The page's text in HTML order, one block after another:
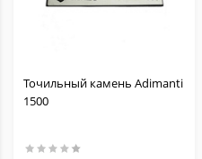
Точильный камень Adimanti
1500